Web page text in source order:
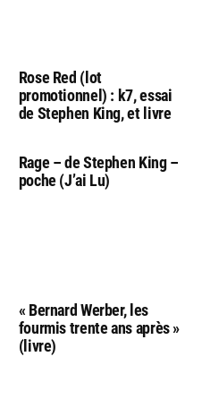
Rose Red (lot
promotionnel) : k7, essai
de Stephen King, et livre
Rage – de Stephen King –
poche (J’ai Lu)
« Bernard Werber, les
fourmis trente ans après »
(livre)